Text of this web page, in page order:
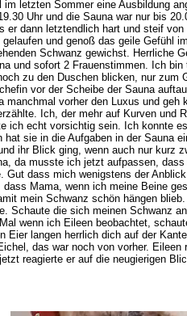
letzten Sommer eine Ausbildung
Uhr und die Sauna war nur bis
dann letztendlich hart und steif
und genoß das geile Gefühl
Schwanz gewichst. Herrliche
und sofort 2 Frauenstimmen. Ich
zu den Duschen blicken, nur
vor der Scheibe der Sauna
vorher den Luxus und
Ich, der mehr auf Kurven und
echt vorsichtig sein. Ich konnte
sie in die Aufgaben in der Sauna
ihr Blick ging, wenn auch nur kurz
da musste ich jetzt aufpassen,
dass mich wenigstens der
Mama, wenn ich meine Beine
mein Schwanz schön hängen
Schaute die sich meinen Schwanz
wenn ich Eileen beobachtet,
langen herrlich dich auf der
das war noch von vorher.
reagierte er auf die neugierigen